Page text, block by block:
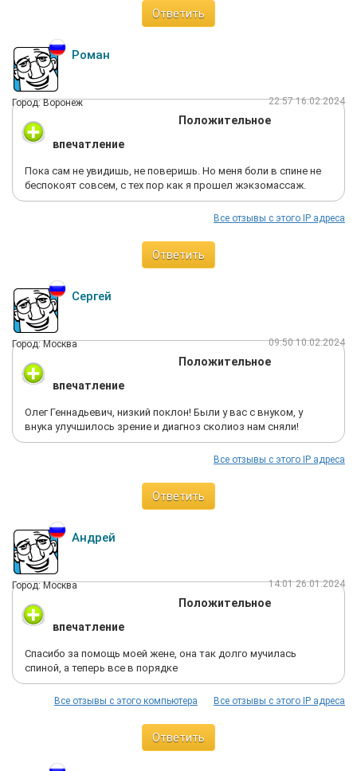
Ответить
Роман
Город: Воронеж 22:57 16.02.2024
Положительное
впечатление
Пока сам не увидишь, не поверишь. Но меня боли в спине не
беспокоят совсем, с тех пор как я прошел жэкзомассаж.
Все отзывы с этого IP адреса
Ответить
Сергей
Город: Москва 09:50 10.02.2024
Положительное
впечатление
Олег Геннадьевич, низкий поклон! Были у вас с внуком, у
внука улучшилось зрение и диагноз сколиоз нам сняли!
Все отзывы с этого IP адреса
Ответить
Андрей
Город: Москва 14:01 26.01.2024
Положительное
впечатление
Спасибо за помощь моей жене, она так долго мучилась
спиной, а теперь все в порядке
Все отзывы с этого IP адреса
Все отзывы с этого компьютера
Ответить